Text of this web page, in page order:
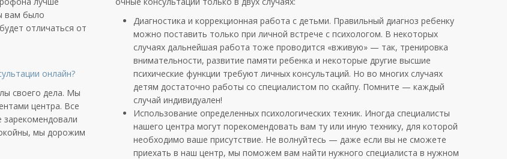
вам было
отличаться от
онлайн?
своего дела. Мы
центра. Все
мы дорожим
Диагностика и коррекционная работа с детьми. Правильный диагноз ребенку
можно поставить только при личной встрече с психологом. В некоторых
случаях дальнейшая работа тоже проводится «вживую» — так, тренировка
внимательности, развитие памяти ребенка и некоторые другие высшие
психические функции требуют личных консультаций. Но во многих случаях
детям достаточно работы со специалистом по скайпу. Помните — каждый
случай индивидуален!
Использование определенных психологических техник. Иногда специалисты
нашего центра могут порекомендовать вам ту или иную технику, для которой
необходимо ваше присутствие. Не волнуйтесь — даже если вы не сможете
приехать в наш центр, мы поможем вам найти нужного специалиста в нужном